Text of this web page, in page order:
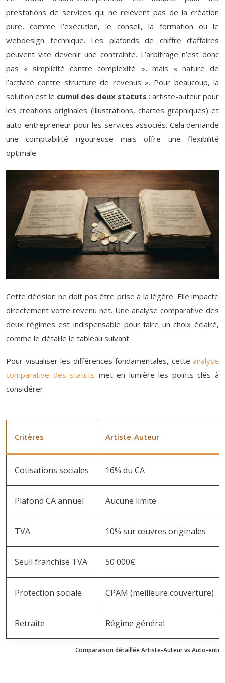
prestations de services qui ne relèvent pas de la création
pure, comme l’exécution, le conseil, la formation ou le
webdesign technique. Les plafonds de chiffre d’affaires
peuvent vite devenir une contrainte. L’arbitrage n’est donc
pas « simplicité contre complexité », mais « nature de
l’activité contre structure de revenus ». Pour beaucoup, la
solution est le cumul des deux statuts : artiste-auteur pour
les créations originales (illustrations, chartes graphiques) et
auto-entrepreneur pour les services associés. Cela demande
une comptabilité rigoureuse mais offre une flexibilité
optimale.
Cette décision ne doit pas être prise à la légère. Elle impacte
directement votre revenu net. Une analyse comparative des
deux régimes est indispensable pour faire un choix éclairé,
comme le détaille le tableau suivant.
Pour visualiser les différences fondamentales, cette analyse
comparative des statuts met en lumière les points clés à
considérer.
Comparaison détaillée Artiste-Auteur vs Auto-
Critères Artiste-Auteur
Cotisations sociales 16% du CA
Plafond CA annuel Aucune limite
TVA 10% sur œuvres originales
Seuil franchise TVA 50 000€
Protection sociale CPAM (meilleure couverture)
Retraite Régime général